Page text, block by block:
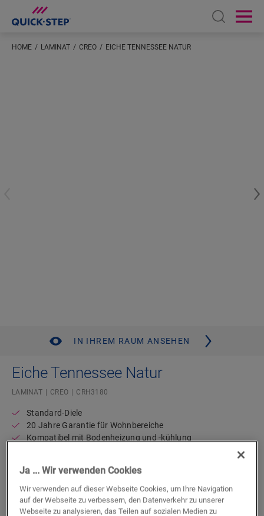
Open
HOME LAMINAT CREO EICHE TENNESSEE NATUR
IN IHREM RAUM ANSEHEN
Eiche Tennessee Natur
LAMINAT CREO CRH3180
Standard-Diele
20 Jahre Garantie für Wohnbereiche
Kompatibel mit Bodenheizung und -kühlung
Einen Händler in Ihrer Nähe finden
Sie können es kaum erwarten, diesen Boden selbst zu
Ja ... Wir verwenden Cookies
Wir verwenden auf dieser Webseite Cookies, um Ihre Navigation
auf der Webseite zu verbessern, den Datenverkehr zu unserer
Webseite zu analysieren, das Teilen auf sozialen Medien zu